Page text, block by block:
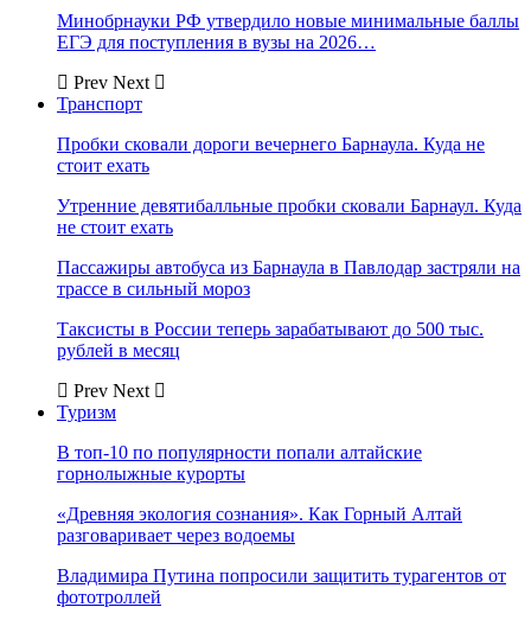
Минобрнауки РФ утвердило новые минимальные баллы
ЕГЭ для поступления в вузы на 2026…
Prev Next
Транспорт
Пробки сковали дороги вечернего Барнаула. Куда не
стоит ехать
Утренние девятибалльные пробки сковали Барнаул. Куда
не стоит ехать
Пассажиры автобуса из Барнаула в Павлодар застряли на
трассе в сильный мороз
Таксисты в России теперь зарабатывают до 500 тыс.
рублей в месяц
Prev Next
Туризм
В топ-10 по популярности попали алтайские
горнолыжные курорты
«Древняя экология сознания». Как Горный Алтай
разговаривает через водоемы
Владимира Путина попросили защитить турагентов от
фототроллей